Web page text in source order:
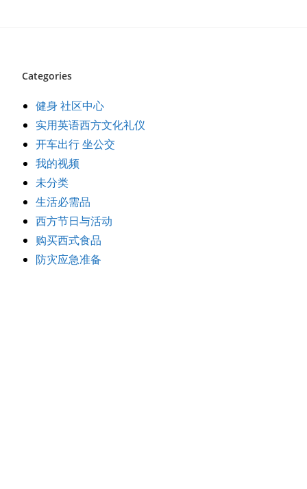
Categories
健身 社区中心
实用英语西方文化礼仪
开车出行 坐公交
我的视频
未分类
生活必需品
西方节日与活动
购买西式食品
防灾应急准备